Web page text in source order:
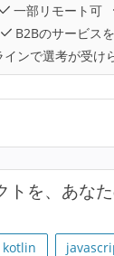
一部リモート可
B2Bのサービス
ンで選考が受け
トを、あな
kotlin